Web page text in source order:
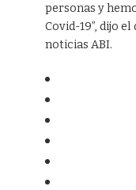
personas y
Covid-19”, dijo
noticias ABI.